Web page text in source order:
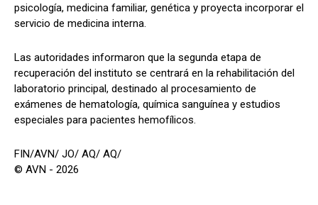
psicología, medicina familiar, genética y proyecta incorporar el
servicio de medicina interna.
Las autoridades informaron que la segunda etapa de
recuperación del instituto se centrará en la rehabilitación del
laboratorio principal, destinado al procesamiento de
exámenes de hematología, química sanguínea y estudios
especiales para pacientes hemofílicos.
FIN/AVN/ JO/ AQ/ AQ/
© AVN - 2026